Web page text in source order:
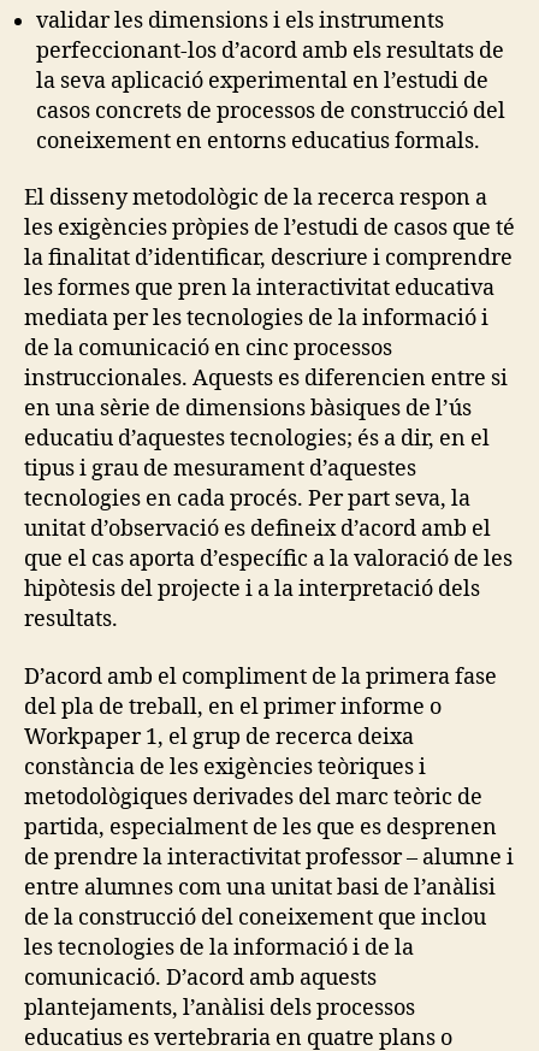
validar les dimensions i els instruments
perfeccionant-los d’acord amb els resultats de
la seva aplicació experimental en l’estudi de
casos concrets de processos de construcció del
coneixement en entorns educatius formals.
El disseny metodològic de la recerca respon a
les exigències pròpies de l’estudi de casos que té
la finalitat d’identificar, descriure i comprendre
les formes que pren la interactivitat educativa
mediata per les tecnologies de la informació i
de la comunicació en cinc processos
instruccionales. Aquests es diferencien entre si
en una sèrie de dimensions bàsiques de l’ús
educatiu d’aquestes tecnologies; és a dir, en el
tipus i grau de mesurament d’aquestes
tecnologies en cada procés. Per part seva, la
unitat d’observació es defineix d’acord amb el
que el cas aporta d’específic a la valoració de les
hipòtesis del projecte i a la interpretació dels
resultats.
D’acord amb el compliment de la primera fase
del pla de treball, en el primer informe o
Workpaper 1, el grup de recerca deixa
constància de les exigències teòriques i
metodològiques derivades del marc teòric de
partida, especialment de les que es desprenen
de prendre la interactivitat professor – alumne i
entre alumnes com una unitat basi de l’anàlisi
de la construcció del coneixement que inclou
les tecnologies de la informació i de la
comunicació. D’acord amb aquests
plantejaments, l’anàlisi dels processos
educatius es vertebraria en quatre plans o